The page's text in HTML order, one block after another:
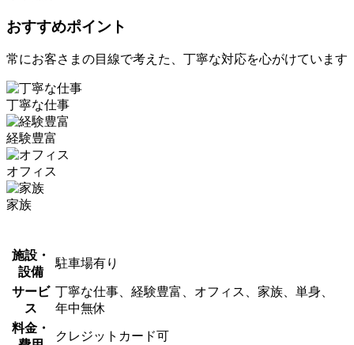
おすすめポイント
常にお客さまの目線で考えた、丁寧な対応を心がけています
丁寧な仕事
経験豊富
オフィス
家族
施設・
設備
駐車場有り
サービ
ス
丁寧な仕事、経験豊富、オフィス、家族、単身、
年中無休
料金・
クレジットカード可